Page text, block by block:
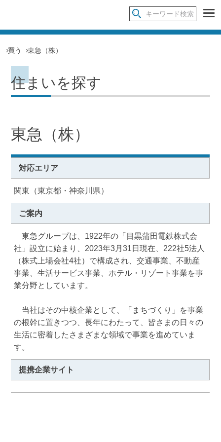
買う 東急（株）
住まいを探す
東急（株）
対応エリア
関東（東京都・神奈川県）
ご案内
東急グループは、1922年の「目黒蒲田電鉄株式会
社」設立に始まり、2023年3月31日現在、222社5法人
（株式上場会社4社）で構成され、交通事業、不動産
事業、生活サービス事業、ホテル・リゾート事業を事
業分野としています。
当社はその中核企業として、「まちづくり」を事業
の根幹に置きつつ、長年にわたって、皆さまの日々の
生活に密着したさまざまな領域で事業を進めていま
す。
提携企業サイト